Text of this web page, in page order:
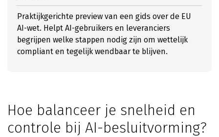
Praktijkgerichte preview van een gids over de EU
AI-wet. Helpt AI-gebruikers en leveranciers
begrijpen welke stappen nodig zijn om wettelijk
compliant en tegelijk wendbaar te blijven.
Hoe balanceer je snelheid en
controle bij AI-besluitvorming?